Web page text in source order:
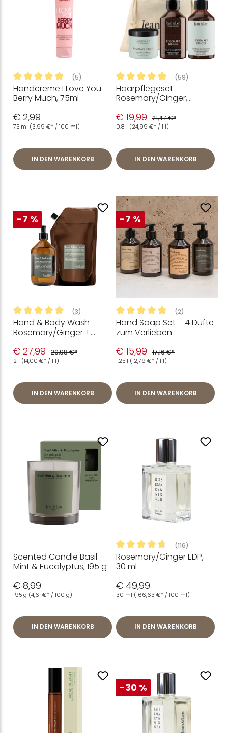
Durchschnittliche Bewertung von 4.9 von 5 Sternen
(5)
Handcreme I Love You
Berry Much, 75ml
€ 2,99
75 ml (3,99 €* / 100 ml)
IN DEN WARENKORB
Durchschnittliche
(59)
Haarpflegeset
Rosemary/Ginger,
Haarkur
€ 19,99 21,47 €*
0.8 l (24,99 €* / 1 l)
IN DEN WARENKORB
-7 %
Durchschnittliche Bewertung von 5 von 5 Sternen
(3)
Hand & Body Wash
Rosemary/Ginger +
€ 27,99 29,98 €*
2 l (14,00 €* / 1 l)
IN DEN WARENKORB
-7 %
Durchschnittliche
(2)
Hand Soap Set – 4 Düfte
zum Verlieben
€ 15,99 17,16 €*
1.25 l (12,79 €* / 1 l)
IN DEN WARENKORB
Scented Candle Basil
Mint & Eucalyptus, 195 g
€ 8,99
195 g (4,61 €* / 100 g)
IN DEN WARENKORB
Durchschnittliche
(116)
Rosemary/Ginger EDP,
30 ml
€ 49,99
30 ml (166,63 €* / 100 ml)
IN DEN WARENKORB
-30 %